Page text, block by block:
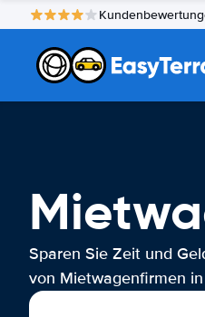
Sparen Sie Zeit und
von Mietwagenfirmen